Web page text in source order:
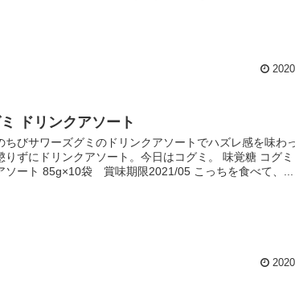
ドリンクアソート
ちびサワーズグミのドリンクアソートでハズレ感を味わ
りずにドリンクアソート。今日はコグミ。 味覚糖 コグミ
ソート 85g×10袋 賞味期限2021/05 こっちを食べて、...